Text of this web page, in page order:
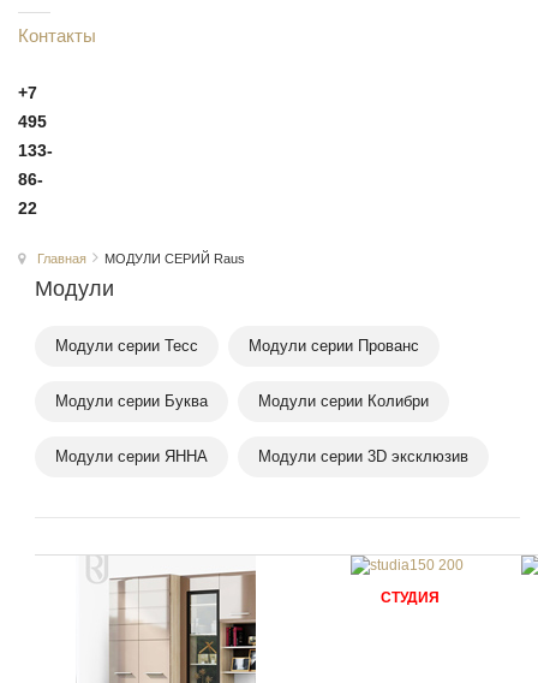
Контакты
+7
495
133-
86-
22
Главная МОДУЛИ СЕРИЙ Raus
Модули
Модули серии Тесс Модули серии Прованс
Модули серии Буква Модули серии Колибри
Модули серии ЯННА Модули серии 3D эксклюзив
СТУДИЯ